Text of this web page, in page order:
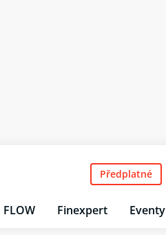
FLOW Finexpert Eventy
Předplatné